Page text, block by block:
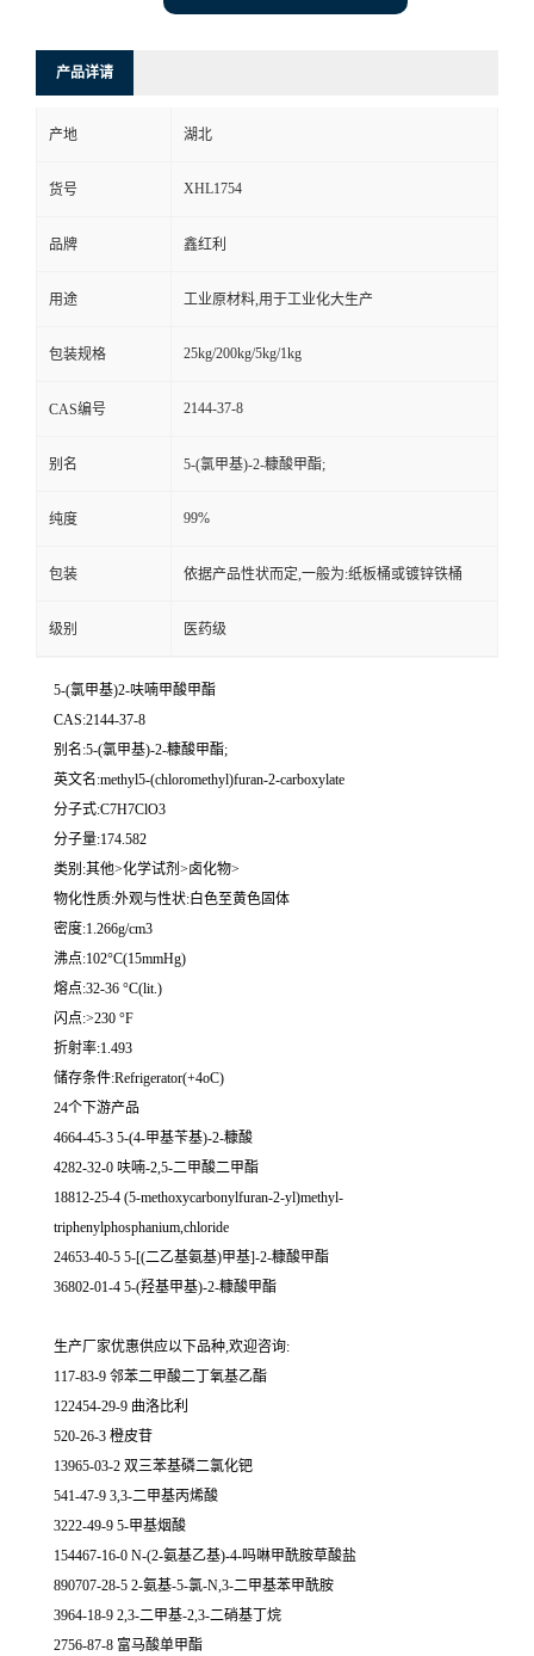
产品详请
产地 湖北
货号 XHL1754
品牌 鑫红利
用途 工业原材料,用于工业化大生产
包装规格 25kg/200kg/5kg/1kg
CAS编号 2144-37-8
别名 5-(氯甲基)-2-糠酸甲酯;
纯度 99%
包装 依据产品性状而定,一般为:纸板桶或镀锌铁桶
级别 医药级
5-(氯甲基)2-呋喃甲酸甲酯
CAS:2144-37-8
别名:5-(氯甲基)-2-糠酸甲酯;
英文名:methyl5-(chloromethyl)furan-2-carboxylate
分子式:C7H7ClO3
分子量:174.582
类别:其他>化学试剂>卤化物>
物化性质:外观与性状:白色至黄色固体
密度:1.266g/cm3
沸点:102°C(15mmHg)
熔点:32-36 °C(lit.)
闪点:>230 °F
折射率:1.493
储存条件:Refrigerator(+4oC)
24个下游产品
4664-45-3 5-(4-甲基苄基)-2-糠酸
4282-32-0 呋喃-2,5-二甲酸二甲酯
18812-25-4 (5-methoxycarbonylfuran-2-yl)methyl-
triphenylphosphanium,chloride
24653-40-5 5-[(二乙基氨基)甲基]-2-糠酸甲酯
36802-01-4 5-(羟基甲基)-2-糠酸甲酯
生产厂家优惠供应以下品种,欢迎咨询:
117-83-9 邻苯二甲酸二丁氧基乙酯
122454-29-9 曲洛比利
520-26-3 橙皮苷
13965-03-2 双三苯基磷二氯化钯
541-47-9 3,3-二甲基丙烯酸
3222-49-9 5-甲基烟酸
154467-16-0 N-(2-氨基乙基)-4-吗啉甲酰胺草酸盐
890707-28-5 2-氨基-5-氯-N,3-二甲基苯甲酰胺
3964-18-9 2,3-二甲基-2,3-二硝基丁烷
2756-87-8 富马酸单甲酯